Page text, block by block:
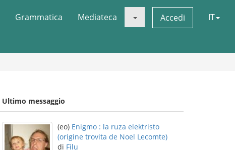
Grammatica Mediateca Accedi IT
Ultimo messaggio
(eo) Enigmo : la ruza elektristo
(origine trovita de Noel Lecomte)
di Filu